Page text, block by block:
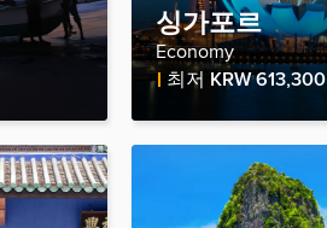
싱가포르
Economy
Fare Price
최저 KRW 613,300